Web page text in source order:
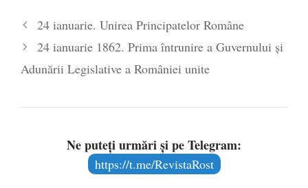
24 ianuarie. Unirea Principatelor Române
24 ianuarie 1862. Prima întrunire a Guvernului și
Adunării Legislative a României unite
Ne puteți urmări și pe Telegram:
https://t.me/RevistaRost